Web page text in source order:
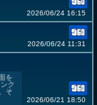
2026/06/24 16:15
2026/06/24 11:31
を
ク
そ
2026/06/21 18:50